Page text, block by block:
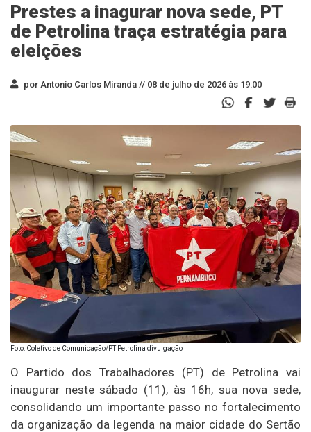
Prestes a inagurar nova sede, PT
de Petrolina traça estratégia para
eleições
por Antonio Carlos Miranda // 08 de julho de 2026 às 19:00
Foto: Coletivo de Comunicação/PT Petrolina divulgação
O Partido dos Trabalhadores (PT) de Petrolina vai
inaugurar neste sábado (11), às 16h, sua nova sede,
consolidando um importante passo no fortalecimento
da organização da legenda na maior cidade do Sertão